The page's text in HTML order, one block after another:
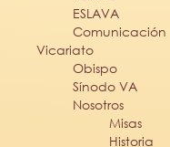
ESLAVA
Comunicación
Vicariato
Obispo
Sínodo VA
Nosotros
Misas
Historia